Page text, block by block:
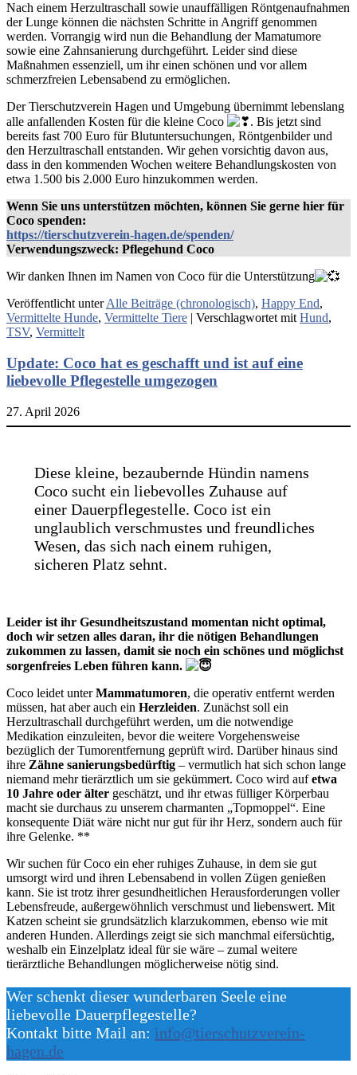
Nach einem Herzultraschall sowie unauffälligen Röntgenaufnahmen
der Lunge können die nächsten Schritte in Angriff genommen
werden. Vorrangig wird nun die Behandlung der Mamatumore
sowie eine Zahnsanierung durchgeführt. Leider sind diese
Maßnahmen essenziell, um ihr einen schönen und vor allem
schmerzfreien Lebensabend zu ermöglichen.
Der Tierschutzverein Hagen und Umgebung übernimmt lebenslang
alle anfallenden Kosten für die kleine Coco
. Bis jetzt sind
bereits fast 700 Euro für Blutuntersuchungen, Röntgenbilder und
den Herzultraschall entstanden. Wir gehen vorsichtig davon aus,
dass in den kommenden Wochen weitere Behandlungskosten von
etwa 1.500 bis 2.000 Euro hinzukommen werden.
Wenn Sie uns unterstützen möchten, können Sie gerne hier für
Coco spenden:
https://tierschutzverein-hagen.de/spenden/
Verwendungszweck: Pflegehund Coco
Wir danken Ihnen im Namen von Coco für die Unterstützung
Veröffentlicht unterAlle Beiträge (chronologisch), Happy End,
Vermittelte Hunde, Vermittelte Tiere | Verschlagwortet mit Hund,
TSV, Vermittelt
Update: Coco hat es geschafft und ist auf eine
liebevolle Pflegestelle umgezogen
27. April 2026
Diese kleine, bezaubernde Hündin namens
Coco sucht ein liebevolles Zuhause auf
einer Dauerpflegestelle. Coco ist ein
unglaublich verschmustes und freundliches
Wesen, das sich nach einem ruhigen,
sicheren Platz sehnt.
Leider ist ihr Gesundheitszustand momentan nicht optimal,
doch wir setzen alles daran, ihr die nötigen Behandlungen
zukommen zu lassen, damit sie noch ein schönes und möglichst
sorgenfreies Leben führen kann.
Coco leidet unterMammatumoren, die operativ entfernt werden
müssen, hat aber auch ein Herzleiden. Zunächst soll ein
Herzultraschall durchgeführt werden, um die notwendige
Medikation einzuleiten, bevor die weitere Vorgehensweise
bezüglich der Tumorentfernung geprüft wird. Darüber hinaus sind
ihre Zähne sanierungsbedürftig – vermutlich hat sich schon lange
niemand mehr tierärztlich um sie gekümmert. Coco wird aufetwa
10 Jahre oder älter geschätzt, und ihr etwas fülliger Körperbau
macht sie durchaus zu unserem charmanten „Topmoppel“. Eine
konsequente Diät wäre nicht nur gut für ihr Herz, sondern auch für
ihre Gelenke. **
Wir suchen für Coco ein eher ruhiges Zuhause, in dem sie gut
umsorgt wird und ihren Lebensabend in vollen Zügen genießen
kann. Sie ist trotz ihrer gesundheitlichen Herausforderungen voller
Lebensfreude, außergewöhnlich verschmust und liebenswert. Mit
Katzen scheint sie grundsätzlich klarzukommen, ebenso wie mit
anderen Hunden. Allerdings zeigt sie sich manchmal eifersüchtig,
weshalb ein Einzelplatz ideal für sie wäre – zumal weitere
tierärztliche Behandlungen möglicherweise nötig sind.
Wer schenkt dieser wunderbaren Seele eine
liebevolle Dauerpflegestelle?
Kontakt bitte Mail an: info@tierschutzverein-
hagen.de